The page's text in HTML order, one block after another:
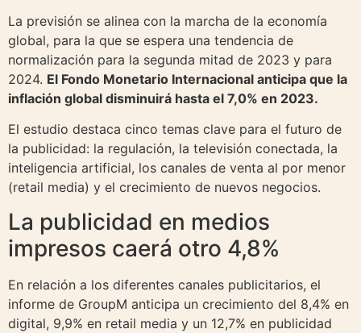
La previsión se alinea con la marcha de la economía
global, para la que se espera una tendencia de
normalización para la segunda mitad de 2023 y para
2024. El Fondo Monetario Internacional anticipa que la
inflación global disminuirá hasta el 7,0% en 2023.
El estudio destaca cinco temas clave para el futuro de
la publicidad: la regulación, la televisión conectada, la
inteligencia artificial, los canales de venta al por menor
(retail media) y el crecimiento de nuevos negocios.
La publicidad en medios
impresos caerá otro 4,8%
En relación a los diferentes canales publicitarios, el
informe de GroupM anticipa un crecimiento del 8,4% en
digital, 9,9% en retail media y un 12,7% en publicidad